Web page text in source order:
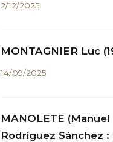
2/12/2025
MONTAGNIER Luc
14/09/2025
MANOLETE (Manuel
Rodríguez Sánchez :